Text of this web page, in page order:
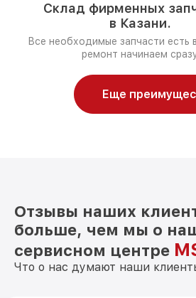
Склад фирменных
в Казани.
Все необходимые запчасти есть
ремонт начинаем
Еще
Отзывы наших
больше, чем мы о
сервисном центре
Что о нас думают наши